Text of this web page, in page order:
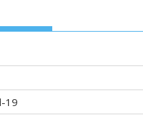
19